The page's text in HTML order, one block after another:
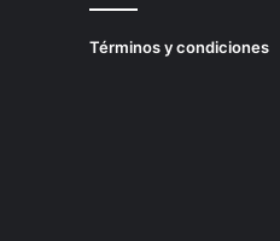
Términos y condiciones